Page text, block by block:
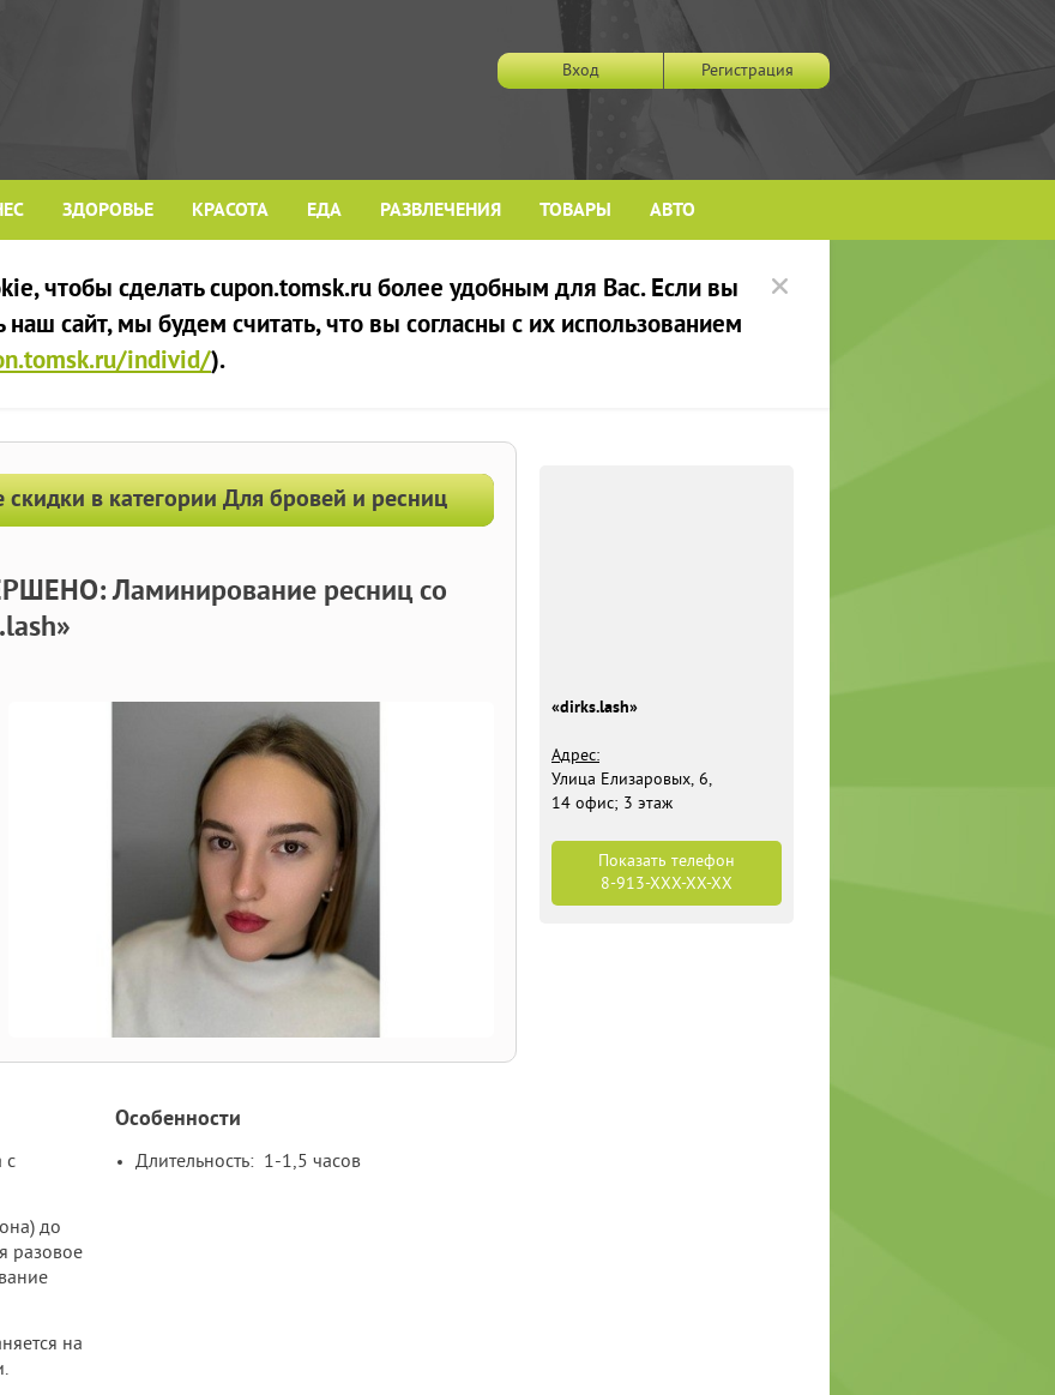
Вход Регистрация
ЗДОРОВЬЕ КРАСОТА ЕДА РАЗВЛЕЧЕНИЯ ТОВАРЫ АВТО
чтобы сделать cupon.tomsk.ru более удобным для Вас. Если вы
наш сайт, мы будем считать, что вы согласны с их использованием
individ/).
скидки в категории Для бровей и ресниц
Ламинирование ресниц со
с
до
разовое
на
Особенности
Длительность: 1-1,5 часов
«dirks.lash»
Адрес:
​Улица Елизаровых, 6,
​14 офис; 3 этаж
Показать телефон
8-913-XXX-XX-XX